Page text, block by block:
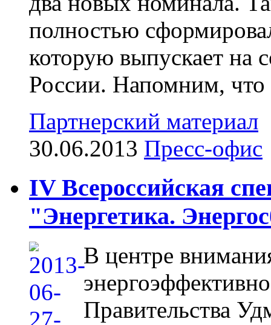
полностью
которую выпускает на
России. Напомним, что
Партнерский материал
30.06.2013 Пресс-офис
IV Всероссийская
"Энергетика.
В центре
Правительства